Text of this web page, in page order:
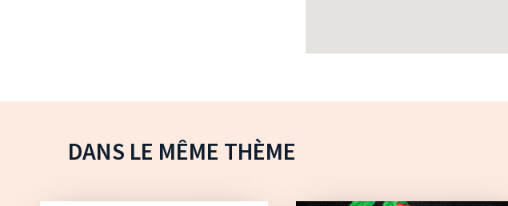
DANS LE MÊME THÈME